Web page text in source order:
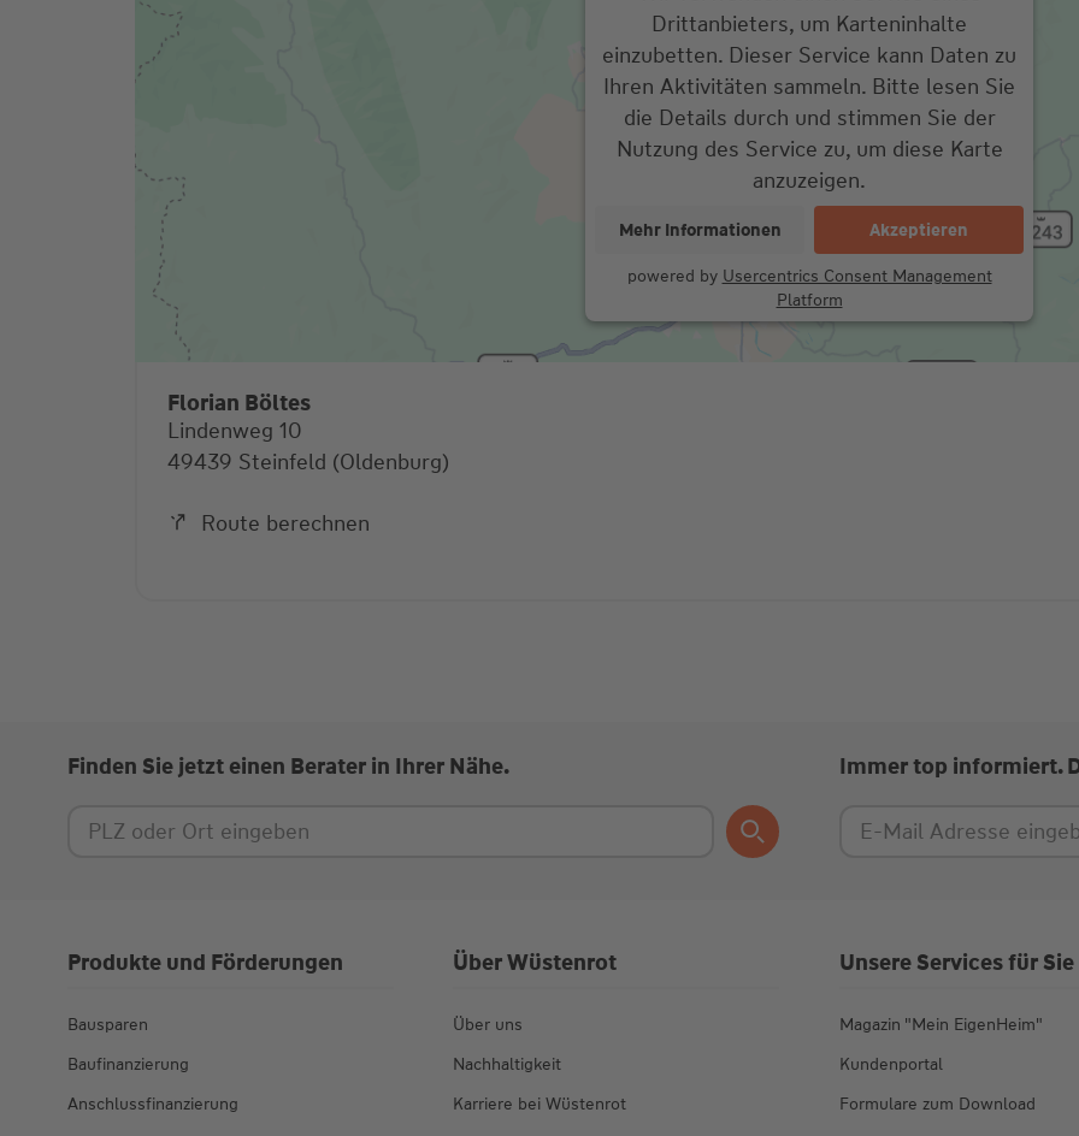
Drittanbieters, um Karteninhalte
einzubetten. Dieser Service kann Daten zu
Ihren Aktivitäten sammeln. Bitte lesen Sie
die Details durch und stimmen Sie der
Nutzung des Service zu, um diese Karte
anzuzeigen.
Mehr Informationen Akzeptieren
powered by Usercentrics Consent Management
Platform
Florian Böltes
Lindenweg 10
49439 Steinfeld (Oldenburg)
Route berechnen
Finden Sie jetzt einen Berater in Ihrer Nähe. Immer top informiert.
Produkte und Förderungen
Bausparen
Baufinanzierung
Anschlussfinanzierung
Über Wüstenrot
Über uns
Nachhaltigkeit
Karriere bei Wüstenrot
Unsere Services für Sie
Magazin "Mein EigenHeim"
Kundenportal
Formulare zum Download